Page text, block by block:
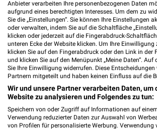
Anbieter verarbeiten Ihre personenbezogenen Daten
aufgrund eines berechtigten Interesses. Um dem zu
Sie die „Einstellungen“. Sie können Ihre Einstellungen
oder verwalten, indem Sie auf die Schaltfläche
klicken oder jederzeit auf die Fingerabdruck-
unteren Ecke der Website klicken. Um Ihre Einwilligung
klicken Sie auf den Fingerabdruck oder den Link in der
und klicken Sie auf den Menüpunkt „Meine Daten“. Auf
Sie Ihre Einwilligung widerrufen. Diese Entscheidungen
Partnern mitgeteilt und haben keinen Einfluss auf die
Wir und unsere Partner verarbeiten Daten, um
Website zu analysieren und Folgendes zu tun:
Speichern von oder Zugriff auf Informationen auf
Verwendung reduzierter Daten zur Auswahl von
von Profilen für personalisierte Werbung. Verwendung